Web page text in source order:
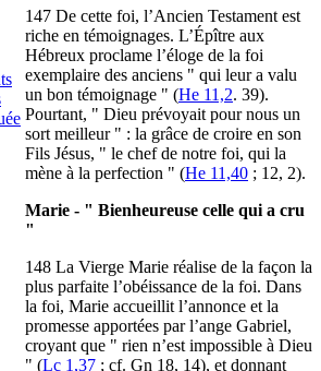
147 De cette foi, l’Ancien Testament est
riche en témoignages. L’Épître aux
Hébreux proclame l’éloge de la foi
exemplaire des anciens " qui leur a valu
un bon témoignage " (He 11,2. 39).
Pourtant, " Dieu prévoyait pour nous un
sort meilleur " : la grâce de croire en son
Fils Jésus, " le chef de notre foi, qui la
mène à la perfection " (He 11,40 ; 12, 2).
Marie - " Bienheureuse celle qui a cru
"
148 La Vierge Marie réalise de la façon la
plus parfaite l’obéissance de la foi. Dans
la foi, Marie accueillit l’annonce et la
promesse apportées par l’ange Gabriel,
croyant que " rien n’est impossible à Dieu
" (Lc 1,37 ; cf. Gn 18, 14), et donnant